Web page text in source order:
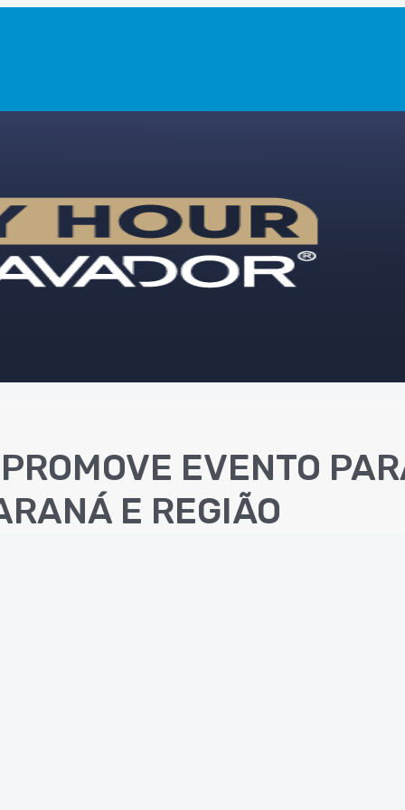
EVENTO
E REGIÃO